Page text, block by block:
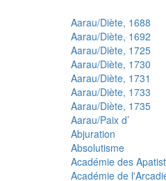
Aarau/Diète, 1688
Aarau/Diète, 1692
Aarau/Diète, 1725
Aarau/Diète, 1730
Aarau/Diète, 1731
Aarau/Diète, 1733
Aarau/Diète, 1735
Aarau/Paix d’
Abjuration
Absolutisme
Académie des
Académie de